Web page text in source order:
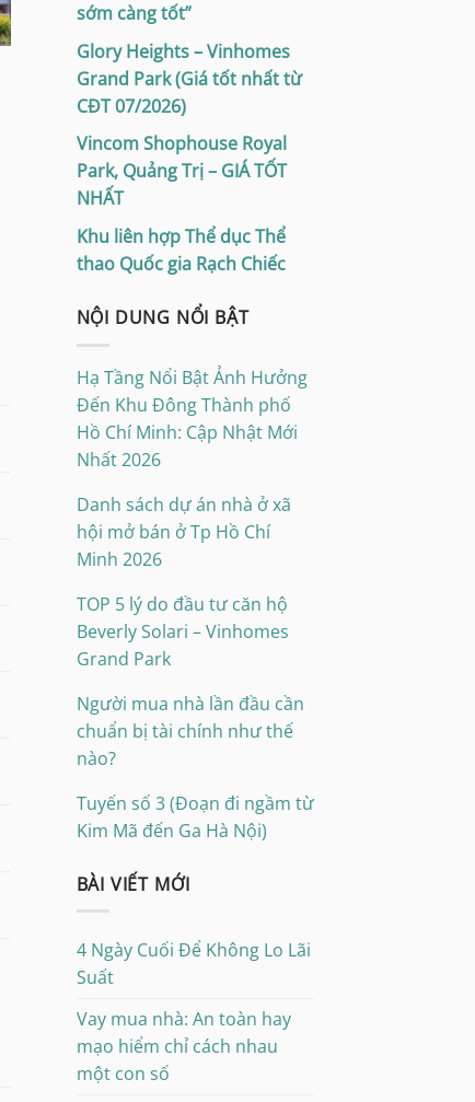
sớm càng tốt”
Glory Heights – Vinhomes
Grand Park (Giá tốt nhất từ
CĐT 07/2026)
Vincom Shophouse Royal
Park, Quảng Trị – GIÁ TỐT
NHẤT
Khu liên hợp Thể dục Thể
thao Quốc gia Rạch Chiếc
NỘI DUNG NỔI BẬT
Hạ Tầng Nổi Bật Ảnh Hưởng
Đến Khu Đông Thành phố
Hồ Chí Minh: Cập Nhật Mới
Nhất 2026
Danh sách dự án nhà ở xã
hội mở bán ở Tp Hồ Chí
Minh 2026
TOP 5 lý do đầu tư căn hộ
Beverly Solari – Vinhomes
Grand Park
Người mua nhà lần đầu cần
chuẩn bị tài chính như thế
nào?
Tuyến số 3 (Đoạn đi ngầm từ
Kim Mã đến Ga Hà Nội)
BÀI VIẾT MỚI
4 Ngày Cuối Để Không Lo Lãi
Suất
Vay mua nhà: An toàn hay
mạo hiểm chỉ cách nhau
một con số